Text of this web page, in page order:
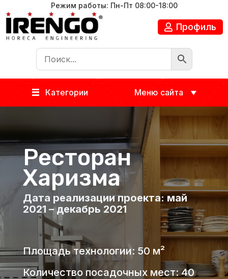
Режим работы: Пн-Пт 08:00-18:00
Профиль
Категории Меню сайта
Ресторан
Харизма
Дата реализации проекта: май
2021 – декабрь 2021
Площадь технологии: 50 м²
Количество посадочных мест: 40